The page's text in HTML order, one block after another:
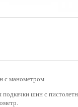
с манометром
подкачки шин с